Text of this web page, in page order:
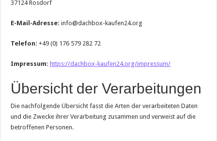
37124 Rosdorf
E-Mail-Adresse: info@dachbox-kaufen24.org
Telefon: +49 (0) 176 579 282 72
Impressum: https://dachbox-kaufen24.org/impressum/
Übersicht der Verarbeitungen
Die nachfolgende Übersicht fasst die Arten der verarbeiteten Daten
und die Zwecke ihrer Verarbeitung zusammen und verweist auf die
betroffenen Personen.